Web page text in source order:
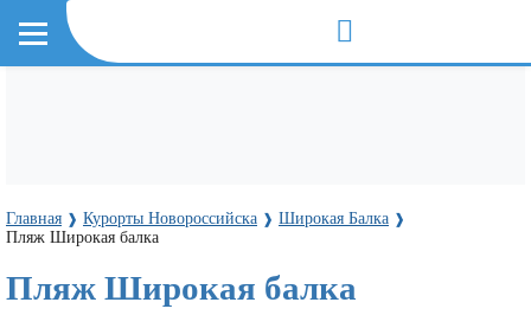
Главная ❱ Курорты Новороссийска ❱ Широкая Балка ❱
Пляж Широкая балка
Пляж Широкая балка